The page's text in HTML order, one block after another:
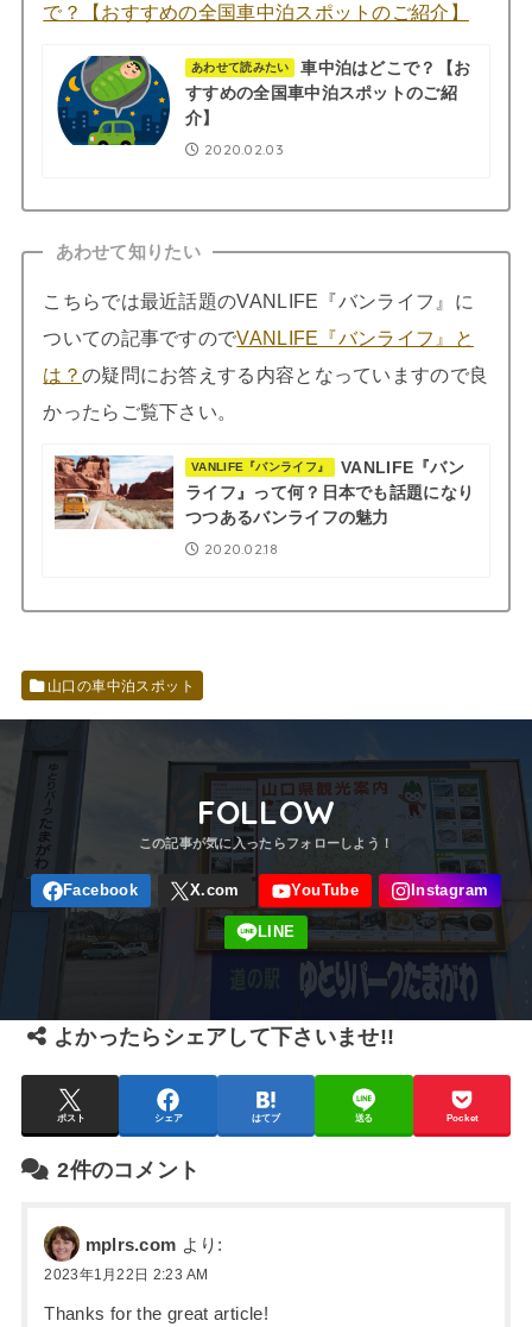
で？【おすすめの全国車中泊スポットのご紹介】
あわせて読みたい
車中泊はどこで？【お
すすめの全国車中泊スポットのご紹
介】
2020.02.03
あわせて知りたい
こちらでは最近話題のVANLIFE『バンライフ』に
ついての記事ですのでVANLIFE『バンライフ』と
は？ の疑問にお答えする内容となっていますので良
かったらご覧下さい。
VANLIFE『バンライフ』
VANLIFE『バン
ライフ』って何？日本でも話題になり
つつあるバンライフの魅力
2020.02.18
山口の車中泊スポット
FOLLOW
よかったらシェアして下さいませ!!
ポスト シェア はてブ 送る Pocket
2件のコメント
mplrs.com より:
2023年1月22日 2:23 AM
Thanks for the great article!